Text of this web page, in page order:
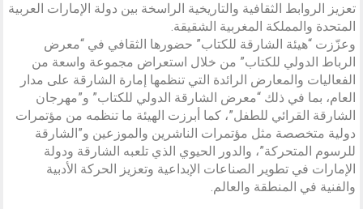
تعزيز الروابط الثقافية والتاريخية الراسخة بين دولة الإمارات العربية
المتحدة والمملكة المغربية الشقيقة.
وعزّزت “هيئة الشارقة للكتاب” حضورها الثقافي في “معرض
الرباط الدولي للكتاب” من خلال استعراض مجموعة واسعة من
الفعاليات والمعارض الرائدة التي تنظمها إمارة الشارقة على مدار
العام، بما في ذلك “معرض الشارقة الدولي للكتاب” و”مهرجان
الشارقة القرائي للطفل”، كما أبرزت الهيئة ما تنظمه من مؤتمرات
دولية متخصصة مثل مؤتمرات الناشرين والموزعين و”الشارقة
للرسوم المتحركة”، والدور الحيوي الذي تلعبه الشارقة ودولة
الإمارات في تطوير الصناعات الإبداعية وتعزيز الحركة الأدبية
والفنية في المنطقة والعالم.